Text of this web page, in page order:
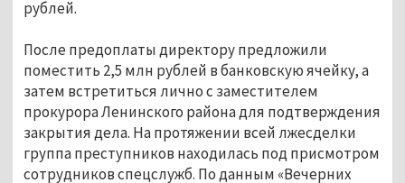
рублей.
После предоплаты директору предложили
поместить 2,5 млн рублей в банковскую ячейку, а
затем встретиться лично с заместителем
прокурора Ленинского района для подтверждения
закрытия дела. На протяжении всей лжесделки
группа преступников находилась под присмотром
сотрудников спецслужб. По данным «Вечерних